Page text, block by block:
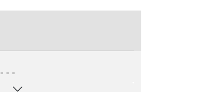
- - -